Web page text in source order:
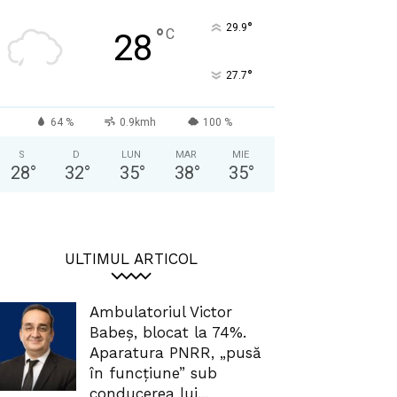
28 °C 29.9°
27.7°
64 % 0.9kmh 100 %
S
28°
D
32°
LUN
35°
MAR
38°
MIE
35°
ULTIMUL ARTICOL
Ambulatoriul Victor
Babeș, blocat la 74%.
Aparatura PNRR, „pusă
în funcțiune” sub
conducerea lui...